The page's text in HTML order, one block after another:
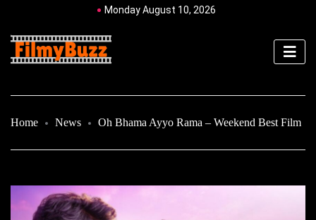
Monday August 10, 2026
Home News Oh Bhama Ayyo Rama – Weekend Best Film